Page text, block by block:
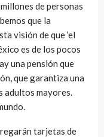
de personas
que la
visión de que ‘el
es de los pocos
una pensión que
que garantiza una
adultos mayores.
tarjetas de